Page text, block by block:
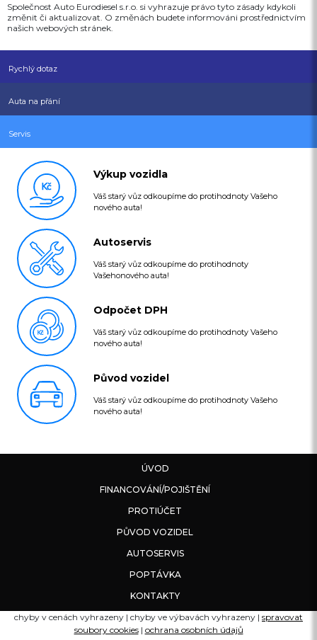
Společnost Auto Eurodiesel s.r.o. si vyhrazuje právo tyto zásady kdykoli
změnit či aktualizovat. O změnách budete informováni prostřednictvím
našich webových stránek.
Rychlý dotaz
Auta na přání
Servis
Výkup vozidla
Váš starý vůz odkoupíme do protihodnoty Vašeho
nového auta!
Autoservis
Váš starý vůz odkoupíme do protihodnoty
Vašehonového auta!
Odpočet DPH
Váš starý vůz odkoupíme do protihodnoty Vašeho
nového auta!
Původ vozidel
Váš starý vůz odkoupíme do protihodnoty Vašeho
nového auta!
ÚVOD
FINANCOVÁNÍ/POJIŠTĚNÍ
PROTIÚČET
PŮVOD VOZIDEL
AUTOSERVIS
POPTÁVKA
KONTAKTY
chyby v cenách vyhrazeny | chyby ve výbavách vyhrazeny | spravovat
soubory cookies| ochrana osobních údajů